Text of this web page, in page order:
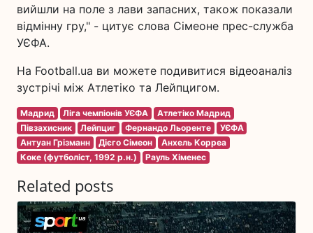
вийшли на поле з лави запасних, також показали
відмінну гру," - цитує слова Сімеоне прес-служба
УЄФА.
На Football.ua ви можете подивитися відеоаналіз
зустрічі між Атлетіко та Лейпцигом.
Мадрид Ліга чемпіонів УЄФА
Атлетіко Мадрид
Півзахисник
Лейпциг Фернандо Льоренте
УЄФА
Антуан Грізманн
Дієго Сімеон
Анхель Корреа
Коке (футболіст, 1992 р.н.)
Рауль Хіменес
Related posts